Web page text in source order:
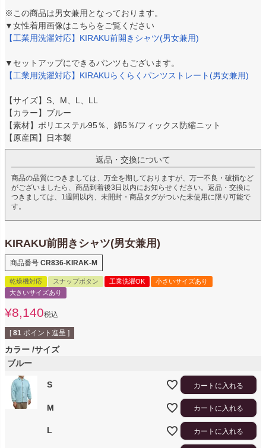
※この商品は男女兼用となっております。
▼女性着用画像はこちらをご覧ください
【工業用洗濯対応】KIRAKU前開きシャツ(男女兼用)
▼セットアップにできるパンツもございます。
【工業用洗濯対応】KIRAKUらくらくパンツストレート(男女兼用)
【サイズ】S、M、L、LL
【カラー】ブルー
【素材】ポリエステル95％、綿5％/フィックス防縮ニット
【原産国】日本製
返品・交換について
商品の品質につきましては、万全を期しておりますが、万一不良・破損など
がございましたら、商品到着後3日以内にお知らせください。返品・交換に
つきましては、1週間以内、未開封・商品タグがついた未使用に限り可能で
す。
KIRAKU前開きシャツ(男女兼用)
商品番号 CR836-KIRAK-M
乾燥機対応 スナップボタン 工業洗濯OK
小さいサイズあり
大きいサイズあり
¥8,140税込
[ 81 ポイント進呈 ]
カラー サイズ
ブルー
S カートに入れる
M カートに入れる
L カートに入れる